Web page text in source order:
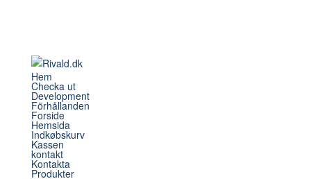
Hem
Checka ut
Development
Förhållanden
Forside
Hemsida
Indkøbskurv
Kassen
kontakt
Kontakta
Produkter